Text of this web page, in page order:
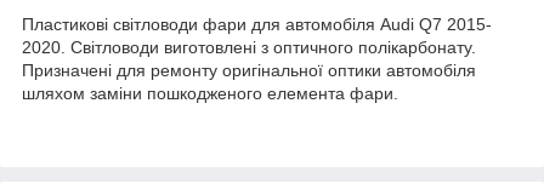
Пластикові світловоди фари для автомобіля Audi Q7 2015-
2020. Світловоди виготовлені з оптичного полікарбонату.
Призначені для ремонту оригінальної оптики автомобіля
шляхом заміни пошкодженого елемента фари.